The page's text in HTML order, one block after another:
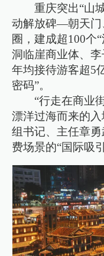
重庆突出“山
动解放碑—朝天门
圈，建成超100个
洞临崖商业体、李
年均接待游客超5
密码”。
“行走在商业
漂洋过海而来的
组书记、主任章
费场景的“国际吸引